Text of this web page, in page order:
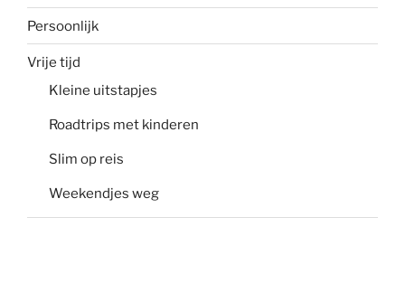
Persoonlijk
Vrije tijd
Kleine uitstapjes
Roadtrips met kinderen
Slim op reis
Weekendjes weg